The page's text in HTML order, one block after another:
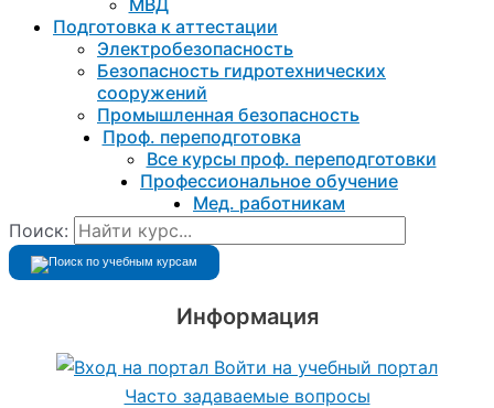
Подготовка к aттестации
Электробезопасность
Безопасность гидротехнических
сооружений
Промышленная безопасность
Проф. переподготовка
Все курсы проф. переподготовки
Профессиональное обучение
Мед. работникам
Поиск:
Информация
Войти на учебный портал
Часто задаваемые вопросы